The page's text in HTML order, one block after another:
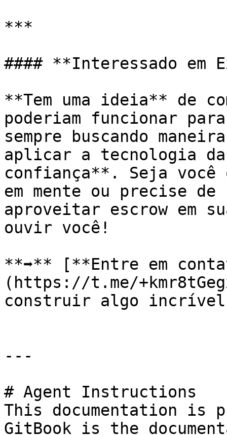
***
#### **Interessado em
**Tem uma ideia** de
poderiam funcionar
sempre buscando
aplicar a tecnologia da
confiança**. Seja você
em mente ou precise
aproveitar escrow em
ouvir você!
**➡️** [**Entre em
(https://t.me/
construir algo
---
# Agent Instructions
This documentation is
GitBook is the